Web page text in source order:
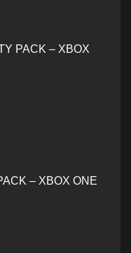
PACK – XBOX
– XBOX ONE